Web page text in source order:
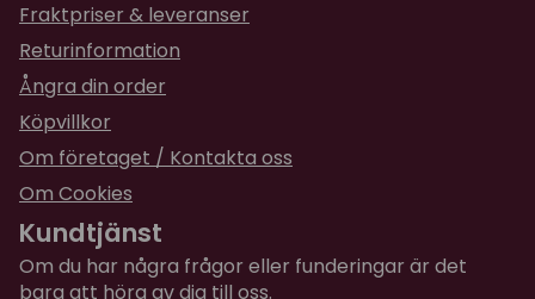
Fraktpriser & leveranser
Returinformation
Ångra din order
Köpvillkor
Om företaget / Kontakta oss
Om Cookies
Kundtjänst
Om du har några frågor eller funderingar är det
bara att höra av dig till oss.